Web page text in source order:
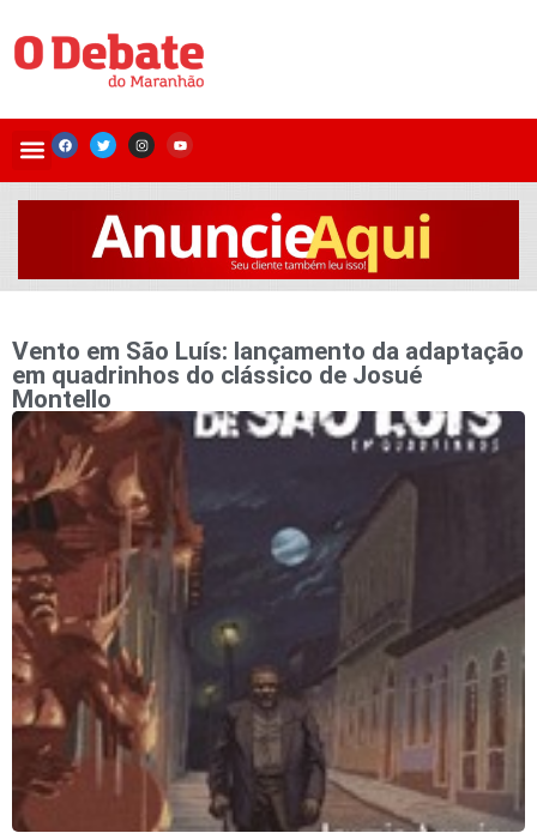
Vento em São Luís: lançamento da adaptação
em quadrinhos do clássico de Josué
Montello